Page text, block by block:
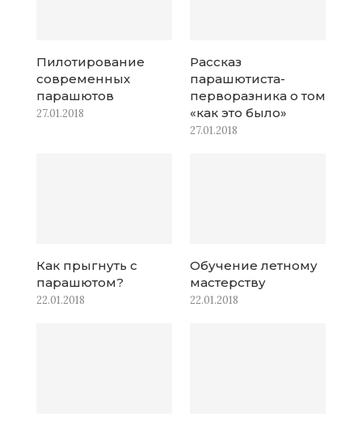
Пилотирование
современных
парашютов
27.01.2018
Рассказ
парашютиста-
перворазника о том
«как это было»
27.01.2018
Как прыгнуть с
парашютом?
22.01.2018
Обучение летному
мастерству
22.01.2018